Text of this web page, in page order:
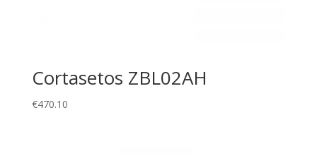
Cortasetos ZBL02AH
€470.10